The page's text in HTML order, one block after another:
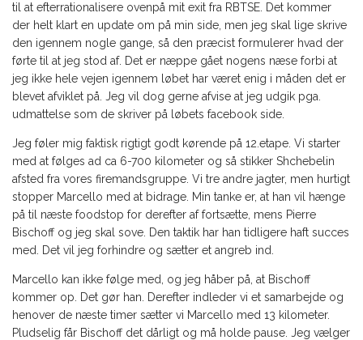
til at efterrationalisere ovenpå mit exit fra RBTSE. Det kommer
der helt klart en update om på min side, men jeg skal lige skrive
den igennem nogle gange, så den præcist formulerer hvad der
førte til at jeg stod af. Det er næppe gået nogens næse forbi at
jeg ikke hele vejen igennem løbet har været enig i måden det er
blevet afviklet på. Jeg vil dog gerne afvise at jeg udgik pga.
udmattelse som de skriver på løbets facebook side.
Jeg føler mig faktisk rigtigt godt kørende på 12.etape. Vi starter
med at følges ad ca 6-700 kilometer og så stikker Shchebelin
afsted fra vores firemandsgruppe. Vi tre andre jagter, men hurtigt
stopper Marcello med at bidrage. Min tanke er, at han vil hænge
på til næste foodstop for derefter af fortsætte, mens Pierre
Bischoff og jeg skal sove. Den taktik har han tidligere haft succes
med. Det vil jeg forhindre og sætter et angreb ind.
Marcello kan ikke følge med, og jeg håber på, at Bischoff
kommer op. Det gør han. Derefter indleder vi et samarbejde og
henover de næste timer sætter vi Marcello med 13 kilometer.
Pludselig får Bischoff det dårligt og må holde pause. Jeg vælger